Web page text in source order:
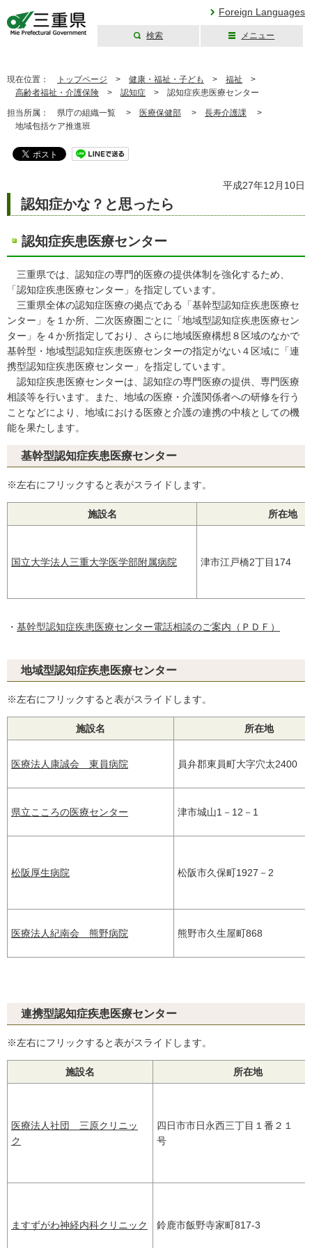
Foreign Languages
検索 メニュー
現在位置： トップページ > 健康・福祉・子ども > 福祉 >
高齢者福祉・介護保険 > 認知症 > 認知症疾患医療センター
担当所属： 県庁の組織一覧 > 医療保健部 > 長寿介護課 >
地域包括ケア推進班
平成27年12月10日
認知症かな？と思ったら
認知症疾患医療センター
三重県では、認知症の専門的医療の提供体制を強化するため、
「認知症疾患医療センター」を指定しています。
三重県全体の認知症医療の拠点である「基幹型認知症疾患医療セ
ンター」を１か所、二次医療圏ごとに「地域型認知症疾患医療セン
ター」を４か所指定しており、さらに地域医療構想８区域のなかで
基幹型・地域型認知症疾患医療センターの指定がない４区域に「連
携型認知症疾患医療センター」を指定しています。
認知症疾患医療センターは、認知症の専門医療の提供、専門医療
相談等を行います。また、地域の医療・介護関係者への研修を行う
ことなどにより、地域における医療と介護の連携の中核としての機
能を果たします。
基幹型認知症疾患医療センター
※左右にフリックすると表がスライドします。
施設名 所在地
国立大学法人三重大学医学部附属病院 津市江戸橋2丁
・ 基幹型認知症疾患医療センター電話相談のご案内（ＰＤＦ）
地域型認知症疾患医療センター
※左右にフリックすると表がスライドします。
施設名 所在地
医療法人康誠会 東員病院 員弁郡東員町大字穴太2400
県立こころの医療センター 津市城山1－12－1
松阪厚生病院 松阪市久保町1927－2
医療法人紀南会 熊野病院 熊野市久生屋町868
連携型認知症疾患医療センター
※左右にフリックすると表がスライドします。
施設名 所在地
医療法人社団 三原クリニッ
ク
四日市市日永西三丁目１番２１
号
ますずがわ神経内科クリニック 鈴鹿市飯野寺家町817-3